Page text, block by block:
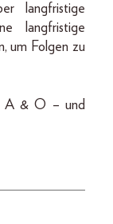
langfristige
langfristige
um Folgen zu
A & O – und